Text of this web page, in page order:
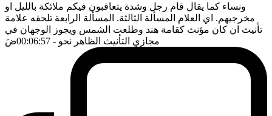
ونساء كما يقال قام رجل وشدة يتعاقبون فيكم ملائكة بالليل او
مخرجيهم. اي العلام المسألة الثالثة. المسألة الرابعة تلحقه علامة
تأنيث ان كان مؤنث كقامة هند وطلعت الشمس ويجوز الوجهان في
مجازي التأنيث الظاهر نحو - 00:06:57 ضَ